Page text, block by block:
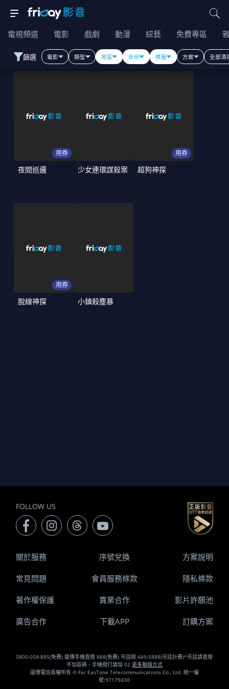
電視頻道 電影 戲劇 動漫 綜藝 免費專區
篩選 電影 類型 地區 年份 標籤 方案 全部清
用券
夜間巡邏 少女連環謀殺案
用券
超狗神探
用券
脫線神探 小鎮殺塵暴
FOLLOW US
0800-058-885(免費) 遠傳手機直撥 888(免費) 市話撥 449-5888(市話計費)*市話請直撥
不加區碼，手機撥打請加 02 更多聯絡方式
遠傳電信版權所有 © Far EasTone Telecommunications Co., Ltd. 統一編
號:97179430
關於服務 序號兌換 方案說明
常見問題 會員服務條款 隱私條款
著作權保護 異業合作 影片許願池
廣告合作 下載APP 訂購方案